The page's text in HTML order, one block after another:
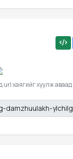
хаягийг хуулж аваад